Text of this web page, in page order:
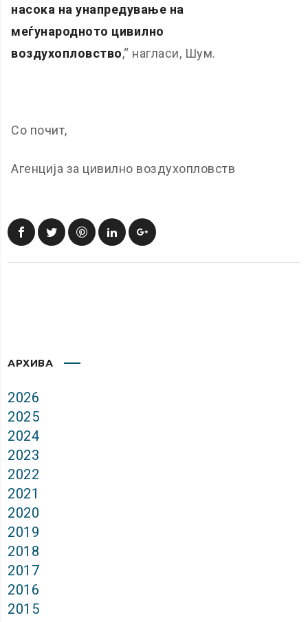
насока на унапредување на
меѓународното цивилно
воздухопловство,“ нагласи, Шум.
Со почит,
Агенција за цивилно воздухопловств
АРХИВА
2026
2025
2024
2023
2022
2021
2020
2019
2018
2017
2016
2015